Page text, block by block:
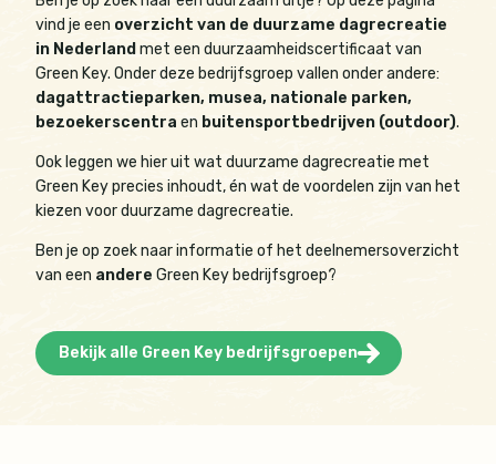
vind je een overzicht van de duurzame dagrecreatie
in Nederland met een duurzaamheidscertificaat van
Green Key. Onder deze bedrijfsgroep vallen onder andere:
dagattractieparken, musea, nationale parken,
bezoekerscentra en buitensportbedrijven (outdoor).
Ook leggen we hier uit wat duurzame dagrecreatie met
Green Key precies inhoudt, én wat de voordelen zijn van het
kiezen voor duurzame dagrecreatie.
Ben je op zoek naar informatie of het deelnemersoverzicht
van een andere Green Key bedrijfsgroep?
Bekijk alle Green Key bedrijfsgroepen